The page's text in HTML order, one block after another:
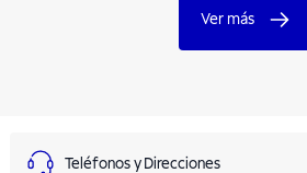
Ver más
Teléfonos y Direcciones